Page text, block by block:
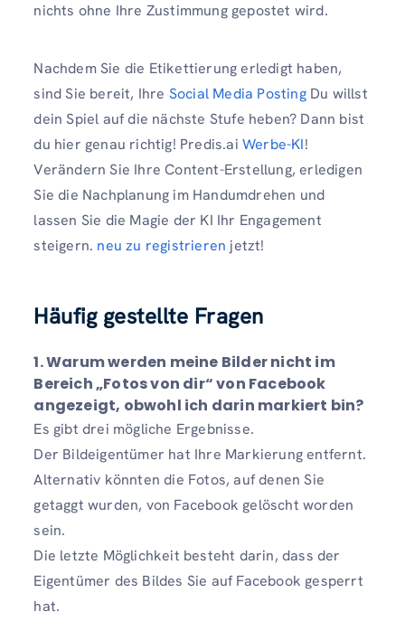
nichts ohne Ihre Zustimmung gepostet wird.
Nachdem Sie die Etikettierung erledigt haben,
sind Sie bereit, Ihre Social Media PostingDu willst
dein Spiel auf die nächste Stufe heben? Dann bist
du hier genau richtig! Predis.ai Werbe-KI!
Verändern Sie Ihre Content-Erstellung, erledigen
Sie die Nachplanung im Handumdrehen und
lassen Sie die Magie der KI Ihr Engagement
steigern. neu zu registrieren jetzt!
Häufig gestellte Fragen
1. Warum werden meine Bilder nicht im
Bereich „Fotos von dir“ von Facebook
angezeigt, obwohl ich darin markiert bin?
Es gibt drei mögliche Ergebnisse.
Der Bildeigentümer hat Ihre Markierung entfernt.
Alternativ könnten die Fotos, auf denen Sie
getaggt wurden, von Facebook gelöscht worden
sein.
Die letzte Möglichkeit besteht darin, dass der
Eigentümer des Bildes Sie auf Facebook gesperrt
hat.